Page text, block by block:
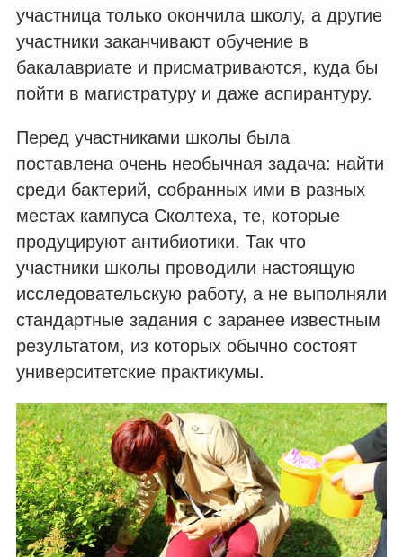
участница только окончила школу, а другие
участники заканчивают обучение в
бакалавриате и присматриваются, куда бы
пойти в магистратуру и даже аспирантуру.
Перед участниками школы была
поставлена очень необычная задача: найти
среди бактерий, собранных ими в разных
местах кампуса Сколтеха, те, которые
продуцируют антибиотики. Так что
участники школы проводили настоящую
исследовательскую работу, а не выполняли
стандартные задания с заранее известным
результатом, из которых обычно состоят
университетские практикумы.